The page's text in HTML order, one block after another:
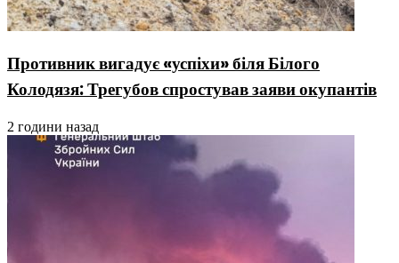
Противник вигадує «успіхи» біля Білого
Колодязя: Трегубов спростував заяви окупантів
2 години назад